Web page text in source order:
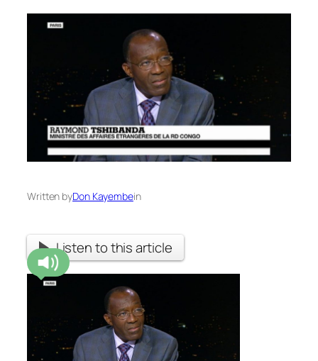
Written byDon Kayembein
Listen to this article